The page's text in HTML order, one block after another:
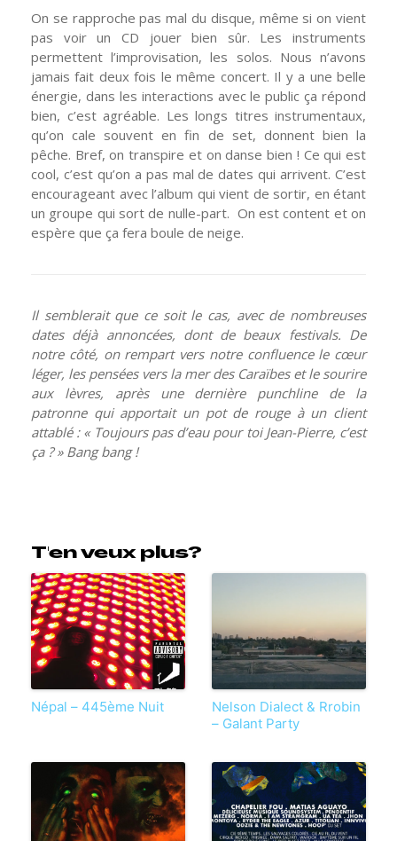
On se rapproche pas mal du disque, même si on vient
pas voir un CD jouer bien sûr. Les instruments
permettent l’improvisation, les solos. Nous n’avons
jamais fait deux fois le même concert. Il y a une belle
énergie, dans les interactions avec le public ça répond
bien, c’est agréable. Les longs titres instrumentaux,
qu’on cale souvent en fin de set, donnent bien la
pêche. Bref, on transpire et on danse bien ! Ce qui est
cool, c’est qu’on a pas mal de dates qui arrivent. C’est
encourageant avec l’album qui vient de sortir, en étant
un groupe qui sort de nulle-part. On est content et on
espère que ça fera boule de neige.
Il semblerait que ce soit le cas, avec de nombreuses
dates déjà annoncées, dont de beaux festivals. De
notre côté, on rempart vers notre confluence le cœur
léger, les pensées vers la mer des Caraïbes et le sourire
aux lèvres, après une dernière punchline de la
patronne qui apportait un pot de rouge à un client
attablé : « Toujours pas d’eau pour toi Jean-Pierre, c’est
ça ? » Bang bang !
T'en veux plus?
Népal – 445ème Nuit
Nelson Dialect & Rrobin
– Galant Party